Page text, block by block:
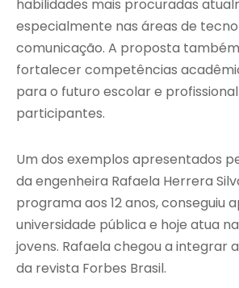
habilidades mais procuradas
especialmente nas áreas de
comunicação. A proposta
fortalecer competências
para o futuro escolar e
participantes.
Um dos exemplos apresentados
da engenheira Rafaela Herrera
programa aos 12 anos, conseguiu
universidade pública e hoje atua
jovens. Rafaela chegou a integrar
da revista Forbes Brasil.